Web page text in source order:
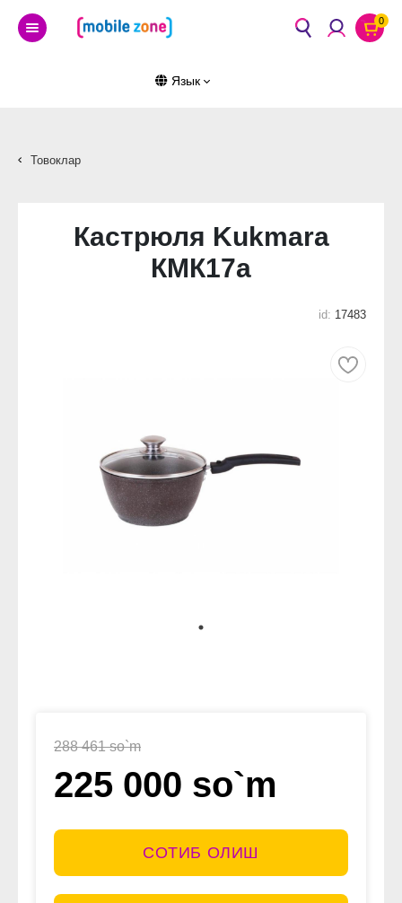
0
Язык
Товоклар
Кастрюля Kukmara
КМК17а
id: 17483
288 461 so`m
225 000 so`m
СОТИБ ОЛИШ